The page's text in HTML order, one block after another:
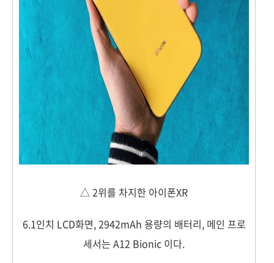
△ 2위를 차지한 아이폰XR
6.1인치 LCD화면, 2942mAh 용량의 배터리, 메인 프로
세서는 A12 Bionic 이다.